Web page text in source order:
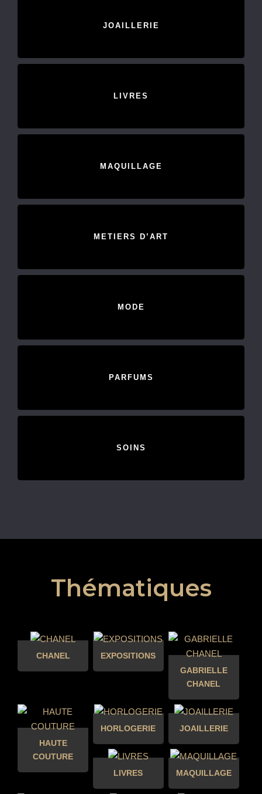
JOAILLERIE
LIVRES
MAQUILLAGE
METIERS D’ART
MODE
PARFUMS
SOINS
Thématiques
CHANEL
EXPOSITIONS
GABRIELLE
CHANEL
HAUTE
COUTURE
HORLOGERIE JOAILLERIE
LIVRES MAQUILLAGE